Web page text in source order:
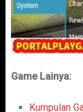
Game Lainya:
Kumpulan